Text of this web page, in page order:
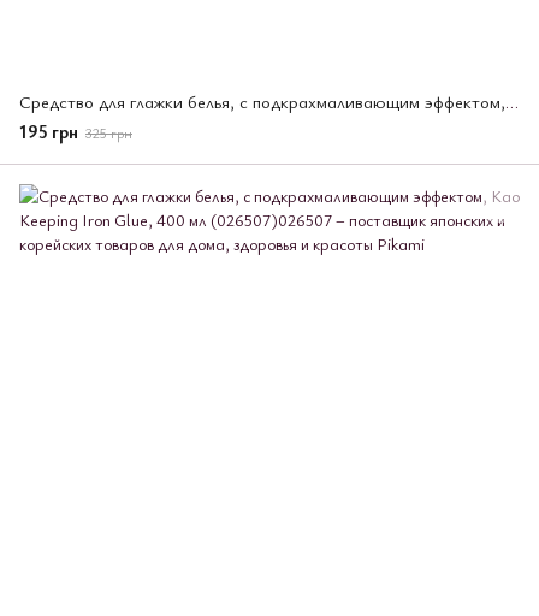
Средство для глажки белья, с подкрахмаливающим эффектом, Kao Keeping Iron Glue, 350 мл (732255)
195 грн 325 грн